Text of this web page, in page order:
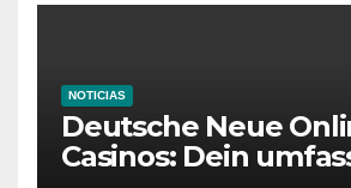
NOTICIAS
Deutsche Neue
Casinos: Dein